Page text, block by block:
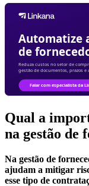
Qual a
na gestão de
Na gestão de
ajudam a mitigar
esse tipo de